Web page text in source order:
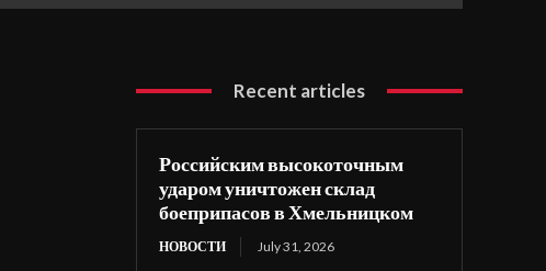
Recent articles
Российским высокоточным
ударом уничтожен склад
боеприпасов в Хмельницком
НОВОСТИ July 31, 2026